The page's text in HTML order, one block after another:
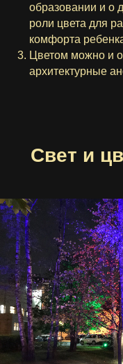
образовании и о
роли цвета для
комфорта
Цветом можно и
архитектурные
Свет и